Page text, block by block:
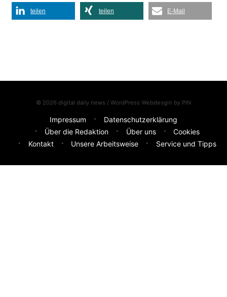
teilen teilen E-Mail
© 2026 digital daily news / WordPress Webdesgin by PIN
Impressum
Datenschutzerklärung
Über die Redaktion
Über uns
Cookies
Kontakt
Unsere Arbeitsweise Service und Tipps